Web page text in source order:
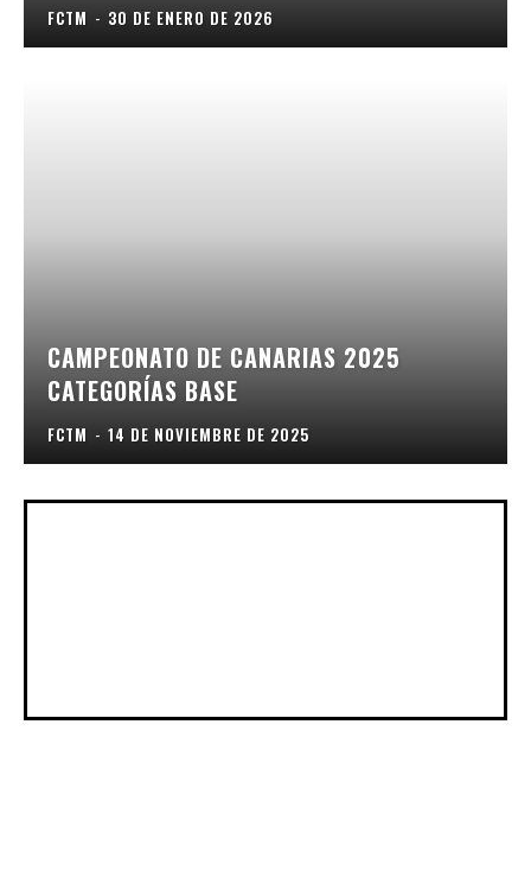
FCTM - 30 DE ENERO DE 2026
CAMPEONATO DE CANARIAS 2025
CATEGORÍAS BASE
FCTM - 14 DE NOVIEMBRE DE 2025